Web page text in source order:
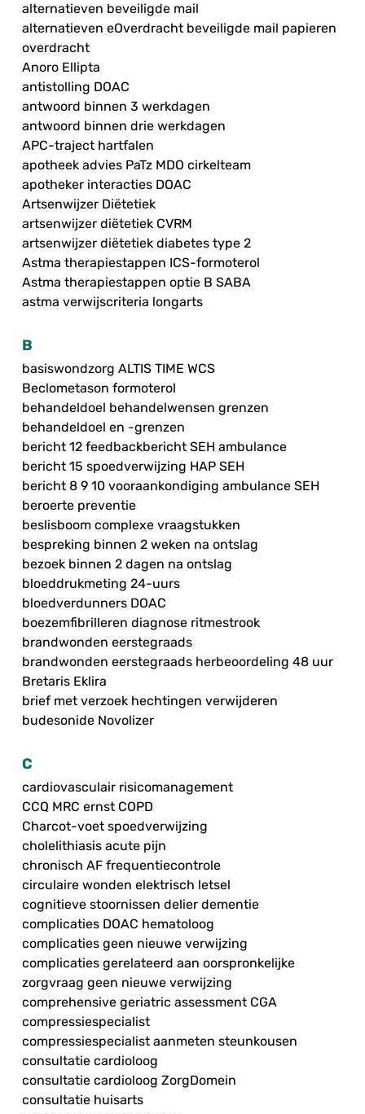
alternatieven beveiligde mail
alternatieven eOverdracht beveiligde mail papieren
overdracht
Anoro Ellipta
antistolling DOAC
antwoord binnen 3 werkdagen
antwoord binnen drie werkdagen
APC-traject hartfalen
apotheek advies PaTz MDO cirkelteam
apotheker interacties DOAC
Artsenwijzer Diëtetiek
artsenwijzer diëtetiek CVRM
artsenwijzer diëtetiek diabetes type 2
Astma therapiestappen ICS-formoterol
Astma therapiestappen optie B SABA
astma verwijscriteria longarts
B
basiswondzorg ALTIS TIME WCS
Beclometason formoterol
behandeldoel behandelwensen grenzen
behandeldoel en -grenzen
bericht 12 feedbackbericht SEH ambulance
bericht 15 spoedverwijzing HAP SEH
bericht 8 9 10 vooraankondiging ambulance SEH
beroerte preventie
beslisboom complexe vraagstukken
bespreking binnen 2 weken na ontslag
bezoek binnen 2 dagen na ontslag
bloeddrukmeting 24-uurs
bloedverdunners DOAC
boezemfibrilleren diagnose ritmestrook
brandwonden eerstegraads
brandwonden eerstegraads herbeoordeling 48 uur
Bretaris Eklira
brief met verzoek hechtingen verwijderen
budesonide Novolizer
C
cardiovasculair risicomanagement
CCQ MRC ernst COPD
Charcot-voet spoedverwijzing
cholelithiasis acute pijn
chronisch AF frequentiecontrole
circulaire wonden elektrisch letsel
cognitieve stoornissen delier dementie
complicaties DOAC hematoloog
complicaties geen nieuwe verwijzing
complicaties gerelateerd aan oorspronkelijke
zorgvraag geen nieuwe verwijzing
comprehensive geriatric assessment CGA
compressiespecialist
compressiespecialist aanmeten steunkousen
consultatie cardioloog
consultatie cardioloog ZorgDomein
consultatie huisarts